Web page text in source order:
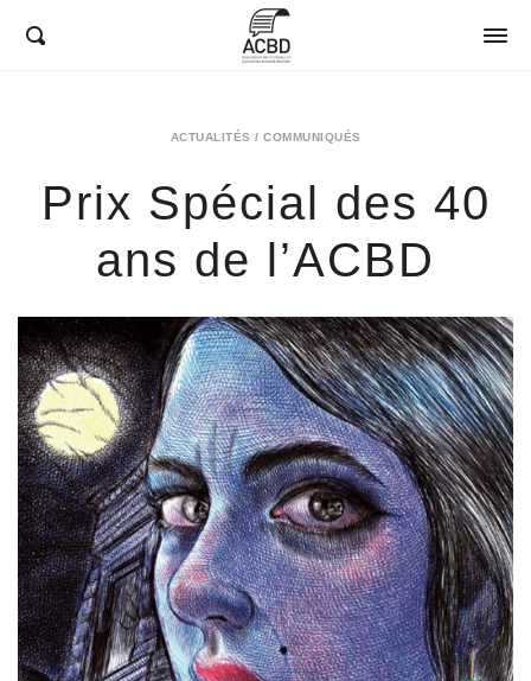
ACTUALITÉS / COMMUNIQUÉS
Prix Spécial des 40
ans de l’ACBD